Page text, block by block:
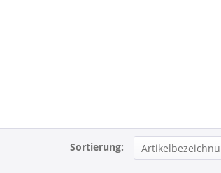
Sortierung: